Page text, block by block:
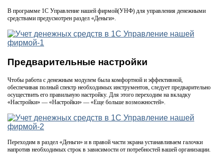
В программе 1С Управление нашей фирмой(УНФ) для управления денежными
средствами предусмотрен раздел «Деньги».
Предварительные настройки
Чтобы работа с денежным модулем была комфортной и эффективной,
обеспечивая полный спектр необходимых инструментов, следует предварительно
осуществить его правильную настройку. Для этого переходим на вкладку
«Настройки» — «Настройки» — «Еще больше возможностей».
Переходим в раздел «Деньги» и в правой части экрана устанавливаем галочки
напротив необходимых строк в зависимости от потребностей вашей организации.